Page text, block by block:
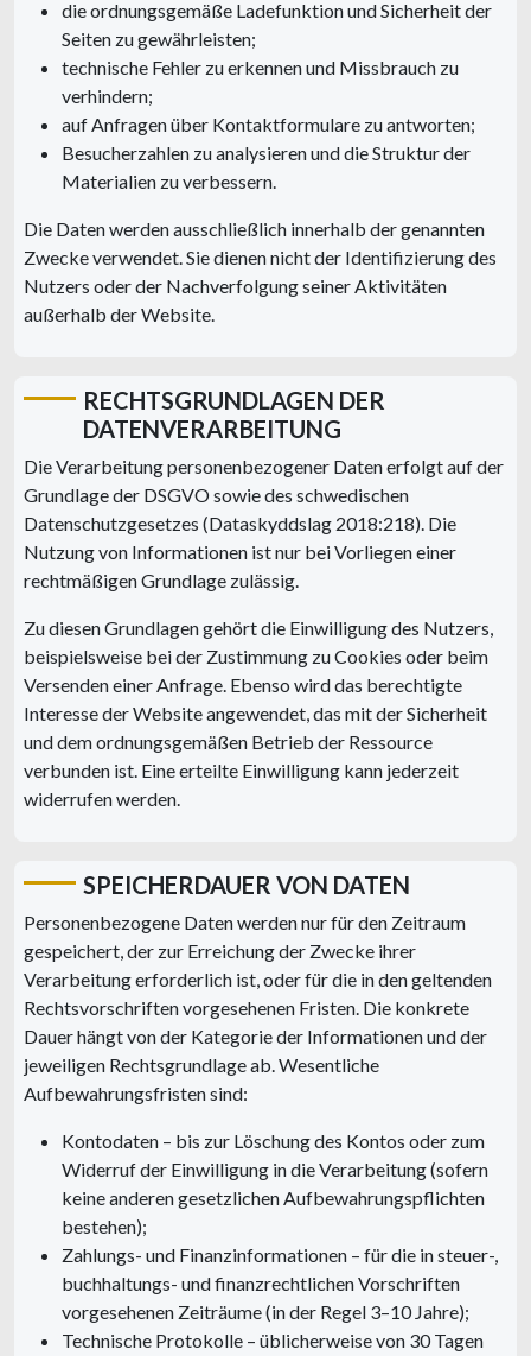
die ordnungsgemäße Ladefunktion und Sicherheit der
Seiten zu gewährleisten;
technische Fehler zu erkennen und Missbrauch zu
verhindern;
auf Anfragen über Kontaktformulare zu antworten;
Besucherzahlen zu analysieren und die Struktur der
Materialien zu verbessern.
Die Daten werden ausschließlich innerhalb der genannten
Zwecke verwendet. Sie dienen nicht der Identifizierung des
Nutzers oder der Nachverfolgung seiner Aktivitäten
außerhalb der Website.
RECHTSGRUNDLAGEN DER
DATENVERARBEITUNG
Die Verarbeitung personenbezogener Daten erfolgt auf der
Grundlage der DSGVO sowie des schwedischen
Datenschutzgesetzes (Dataskyddslag 2018:218). Die
Nutzung von Informationen ist nur bei Vorliegen einer
rechtmäßigen Grundlage zulässig.
Zu diesen Grundlagen gehört die Einwilligung des Nutzers,
beispielsweise bei der Zustimmung zu Cookies oder beim
Versenden einer Anfrage. Ebenso wird das berechtigte
Interesse der Website angewendet, das mit der Sicherheit
und dem ordnungsgemäßen Betrieb der Ressource
verbunden ist. Eine erteilte Einwilligung kann jederzeit
widerrufen werden.
SPEICHERDAUER VON DATEN
Personenbezogene Daten werden nur für den Zeitraum
gespeichert, der zur Erreichung der Zwecke ihrer
Verarbeitung erforderlich ist, oder für die in den geltenden
Rechtsvorschriften vorgesehenen Fristen. Die konkrete
Dauer hängt von der Kategorie der Informationen und der
jeweiligen Rechtsgrundlage ab. Wesentliche
Aufbewahrungsfristen sind:
Kontodaten – bis zur Löschung des Kontos oder zum
Widerruf der Einwilligung in die Verarbeitung (sofern
keine anderen gesetzlichen Aufbewahrungspflichten
bestehen);
Zahlungs- und Finanzinformationen – für die in steuer-,
buchhaltungs- und finanzrechtlichen Vorschriften
vorgesehenen Zeiträume (in der Regel 3–10 Jahre);
Technische Protokolle – üblicherweise von 30 Tagen